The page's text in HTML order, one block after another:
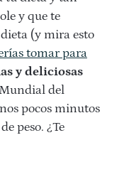
y que te
(y mira esto
tomar para
y deliciosas
del
pocos minutos
peso. ¿Te